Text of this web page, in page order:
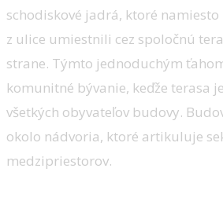
schodiskové jadrá, ktoré
z ulice umiestnili cez spoločnú
strane. Týmto jednoduchým
komunitné bývanie, keďže terasa
všetkých obyvateľov budovy.
okolo nádvoria, ktoré artikuluje
medzipriestorov.